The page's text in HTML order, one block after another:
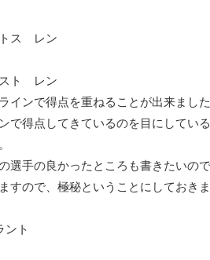
レン
レン
インで得点を重ねることが出来まし
で得点してきているのを目にしている
手の良かったところも書きたいので
すので、極秘ということにしておき
ト